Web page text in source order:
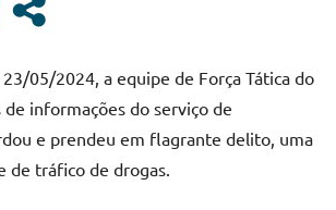
05/2024, a equipe de Força Tática do
de informações do serviço de
e prendeu em flagrante delito, uma
de tráfico de drogas.